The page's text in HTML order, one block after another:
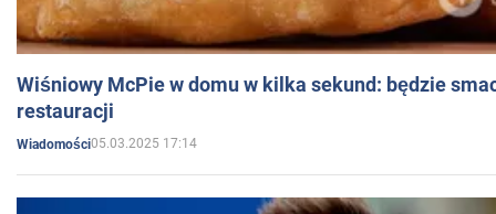
Wiśniowy McPie w domu w kilka sekund: będzie
restauracji
Wiadomości05.03.2025 17:14